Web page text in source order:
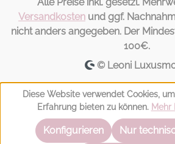
Versandkosten und ggf.
nicht anders angegeben. Der
100€.
© Leoni
Diese Website verwendet Cookies,
Erfahrung bieten zu können. Mehr
Nur
Konfigurieren